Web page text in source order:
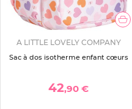
A LITTLE LOVELY COMPANY
Sac à dos isotherme enfant cœurs
42,90 €